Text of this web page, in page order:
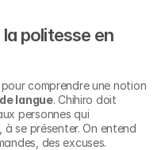
politesse en
comprendre une notion
langue. Chihiro doit
personnes qui
se présenter. On entend
des excuses.